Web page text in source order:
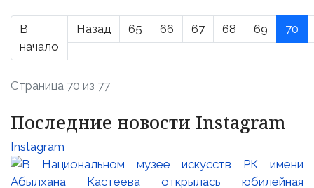
В
начало
Назад 65 66 67 68 69 70
Страница 70 из 77
Последние новости Instagram
Instagram